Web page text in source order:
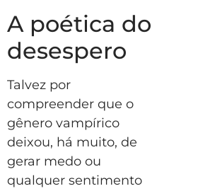
A poética do
desespero
Talvez por
compreender que o
gênero vampírico
deixou, há muito, de
gerar medo ou
qualquer sentimento